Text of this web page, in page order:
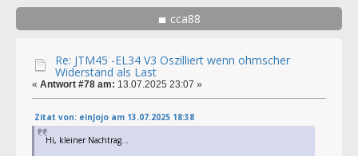
cca88
Re: JTM45 -EL34 V3 Oszilliert wenn ohmscher
Widerstand als Last
« Antwort #78 am: 13.07.2025 23:07 »
Zitat von: einJojo am 13.07.2025 18:38
Hi, kleiner Nachtrag...